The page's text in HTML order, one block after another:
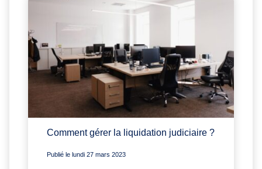
Comment gérer la liquidation judiciaire ?
Publié le lundi 27 mars 2023